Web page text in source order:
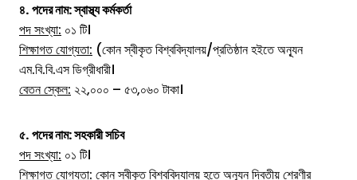
৪.পদের নাম:স্বাস্থ্য কর্মকর্তা
পদ সংখ্যা: ০১ টি।
শিক্ষাগত যোগ্যতা: (কোন স্বীকৃত বিশ্ববিদ্যালয়/প্রতিষ্ঠান হইতে অন্যূন
এম.বি.বি.এস ডিগ্রীধারী।
বেতন স্কেল: ২২,০০০ – ৫৩,০৬০ টাকা।
৫.পদের নাম:সহকারী সচিব
পদ সংখ্যা: ০১ টি।
শিক্ষাগত যোগ্যতা: কোন স্বীকৃত বিশ্ববিদ্যালয় হতে অন্যূন দ্বিতীয় শ্রেণীর